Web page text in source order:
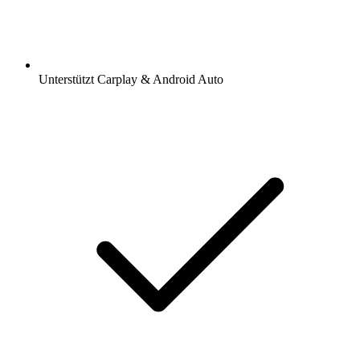
Unterstützt Carplay & Android Auto